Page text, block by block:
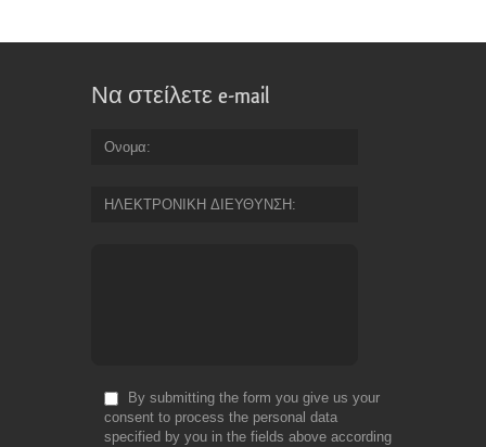
Να στείλετε e-mail
Ονομα
ΗΛΕΚΤΡΟΝΙΚΗ ΔΙΕΥΘΥΝΣΗ
By submitting the form you give us your
consent to process the personal data
specified by you in the fields above according